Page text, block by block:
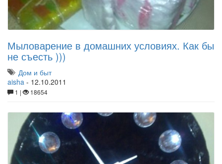
Мыловарение в домашних условиях. Как бы
не съесть )))
Дом и быт
aisha - 12.10.2011
1 | 18654